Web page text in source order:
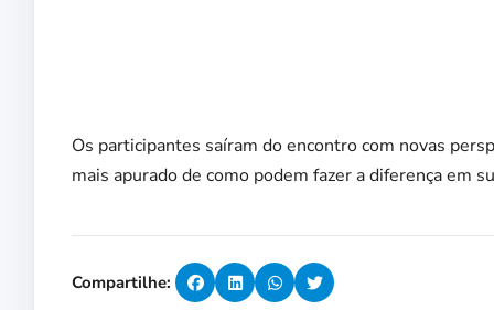
Os participantes saíram do encontro com novas
mais apurado de como podem fazer a diferença em
Compartilhe: